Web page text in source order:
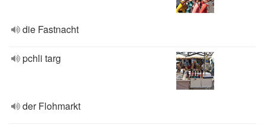
die Fastnacht
pchli targ
der Flohmarkt